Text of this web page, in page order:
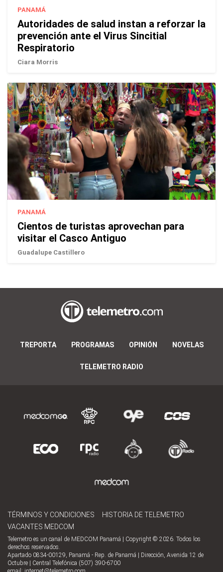
PANAMÁ
Autoridades de salud instan a reforzar la
prevención ante el Virus Sincitial
Respiratorio
Ciara Morris
PANAMÁ
Cientos de turistas aprovechan para
visitar el Casco Antiguo
Guadalupe Castillero
TREPORTA PROGRAMAS OPINIÓN NOVELAS
TELEMETRO RADIO
TÉRMINOS Y CONDICIONES
HISTORIA DE TELEMETRO
VACANTES MEDCOM
Telemetro es un canal de MEDCOM Panamá | Copyright © 2026. Todos los
derechos reservados.
Apartado 0834-00129, Panamá - Rep. de Panamá | Dirección, Avenida 12 de
Octubre | Central Telefónica (507) 390-6700